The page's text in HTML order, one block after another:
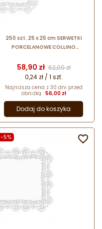
250 szt. 25 x 25 cm SERWETKI
PORCELANOWE COLLINO
koronką
Cena
58,90 zł Cena
62,00 zł
0,24 zł / 1 szt.
Najniższa cena z 30 dni przed
obniżką : 56,00 zł
Dodaj do koszyka
-5% 